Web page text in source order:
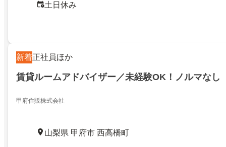
土日休み
新着正社員ほか
賃貸ルームアドバイザー／未経験OK！ノルマなし
甲府住販株式会社
山梨県 甲府市 西高橋町